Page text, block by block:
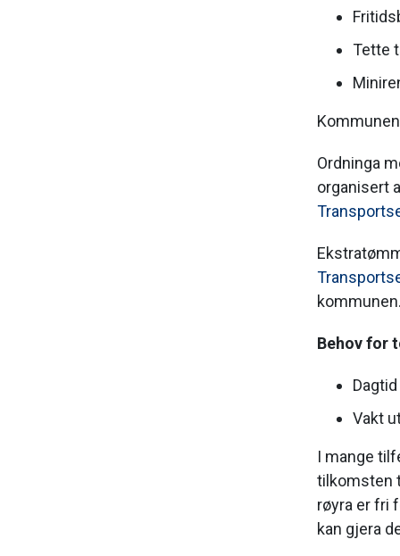
Tette
Ordninga
organisert
kommunen.
Behov for
Vakt
I mange
tilkomsten
røyra er fri
kan gjera